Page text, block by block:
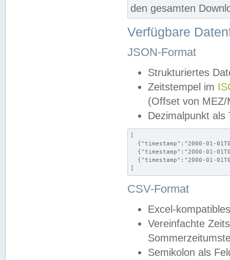
den gesamten
Verfügbare
JSON-Format
Strukturiertes
Zeitstempel im
(Offset von MEZ/
Dezimalpunkt als
[
{"timestamp":"2000-01-
{"timestamp":"2000-01-
{"timestamp":"2000-01-
]
CSV-Format
Excel-
Vereinfachte
Semikolon als